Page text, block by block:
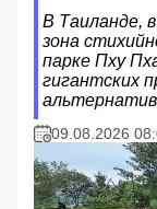
В Таиланде,
зона
парке Пху
гигантских
09.08.2026